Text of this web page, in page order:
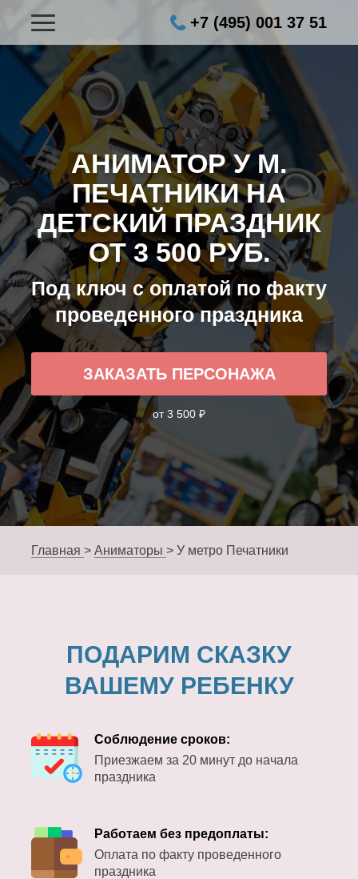
+7 (495) 001 37 51
АНИМАТОР У М.
ПЕЧАТНИКИ НА
ДЕТСКИЙ ПРАЗДНИК
ОТ 3 500 РУБ.
Под ключ с оплатой по факту
проведенного праздника
ЗАКАЗАТЬ ПЕРСОНАЖА
от 3 500 ₽
Главная > Аниматоры > У метро Печатники
ПОДАРИМ СКАЗКУ
ВАШЕМУ РЕБЕНКУ
Соблюдение сроков:
Приезжаем за 20 минут до начала
праздника
Работаем без предоплаты:
Оплата по факту проведенного
праздника